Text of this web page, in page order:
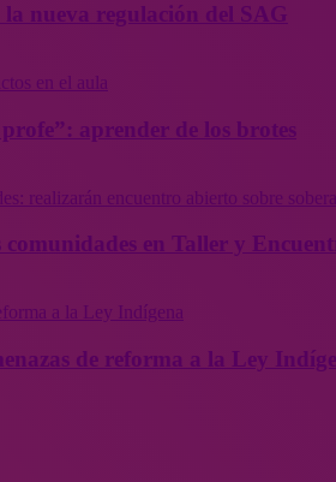
nueva regulación del SAG
aprender de los brotes
en Taller y
de reforma a la Ley